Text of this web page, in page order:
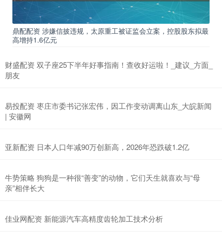
鼎配配资 涉嫌信披违规，太原重工被证监会立案，控股股东拟最
高增持1.6亿元
财盛配资 双子座25下半年好事指南！查收好运啦！_建议_方面_
朋友
易投配资 枣庄市委书记张宏伟，因工作变动调离山东_大皖新闻
| 安徽网
亚新配资 日本人口年减90万创新高，2026年恐跌破1.2亿
牛势策略 狗狗是一种很“善变”的动物，它们天生就喜欢与“母
亲”相伴长大
佳业网配资 新能源汽车高精度齿轮加工技术分析